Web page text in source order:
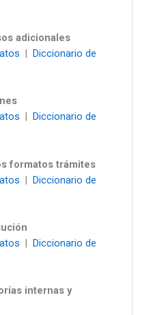
adicionales
| Diccionario de
| Diccionario de
formatos trámites
| Diccionario de
| Diccionario de
internas y